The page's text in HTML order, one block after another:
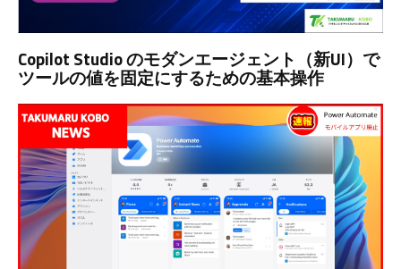
Copilot Studio のモダンエージェント（新UI）で
ツールの値を固定にするための基本操作